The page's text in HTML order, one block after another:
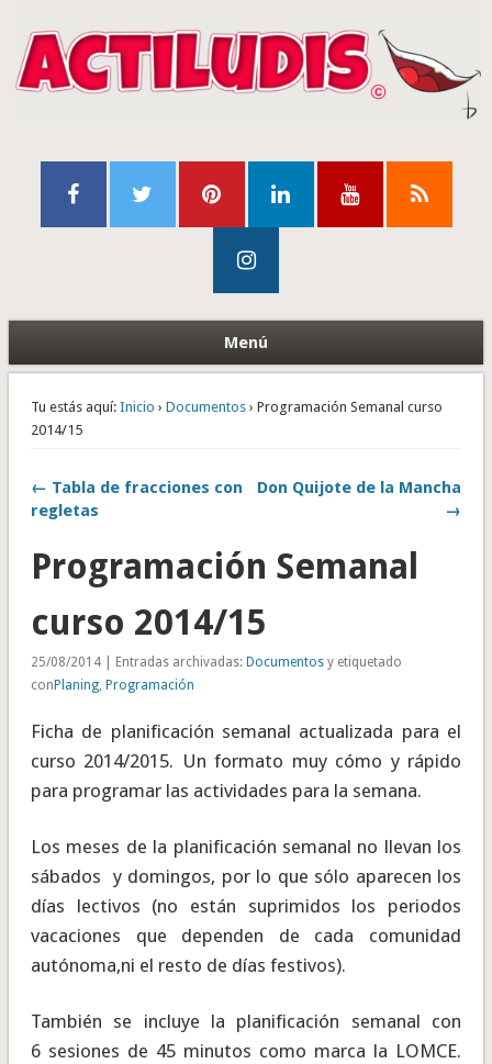
Menú
Tu estás aquí: Inicio › Documentos› Programación Semanal curso
2014/15
← Tabla de fracciones con
regletas
Don Quijote de la Mancha
→
Programación Semanal
curso 2014/15
25/08/2014 | Entradas archivadas: Documentosy etiquetado
con Planing, Programación
Ficha de planificación semanal actualizada para el
curso 2014/2015. Un formato muy cómo y rápido
para programar las actividades para la semana.
Los meses de la planificación semanal no llevan los
sábados y domingos, por lo que sólo aparecen los
días lectivos (no están suprimidos los periodos
vacaciones que dependen de cada comunidad
autónoma,ni el resto de días festivos).
También se incluye la planificación semanal con
6 sesiones de 45 minutos como marca la LOMCE.